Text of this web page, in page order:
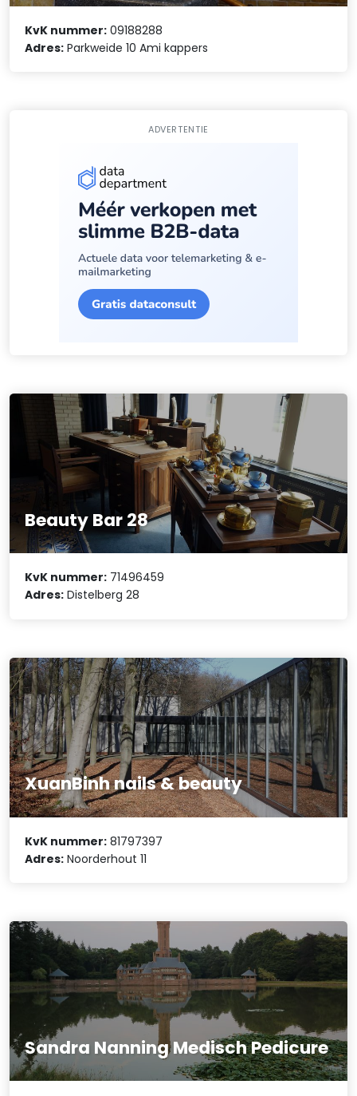
KvK nummer: 09188288
Adres: Parkweide 10 Ami kappers
ADVERTENTIE
Beauty Bar 28
KvK nummer: 71496459
Adres: Distelberg 28
XuanBinh nails & beauty
KvK nummer: 81797397
Adres: Noorderhout 11
Sandra Nanning Medisch Pedicure